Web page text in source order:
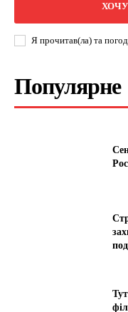
Я прочитав(ла) та
Популярне